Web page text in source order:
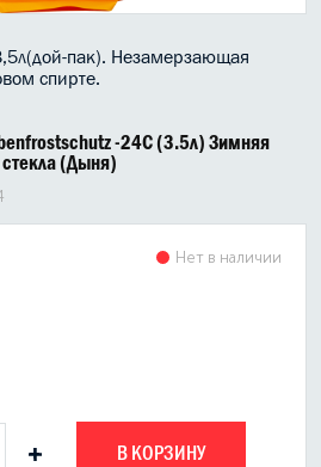
пак). Незамерзающая
спирте.
-24C (3.5л) Зимняя
(Дыня)
Нет в наличии
+ В КОРЗИНУ